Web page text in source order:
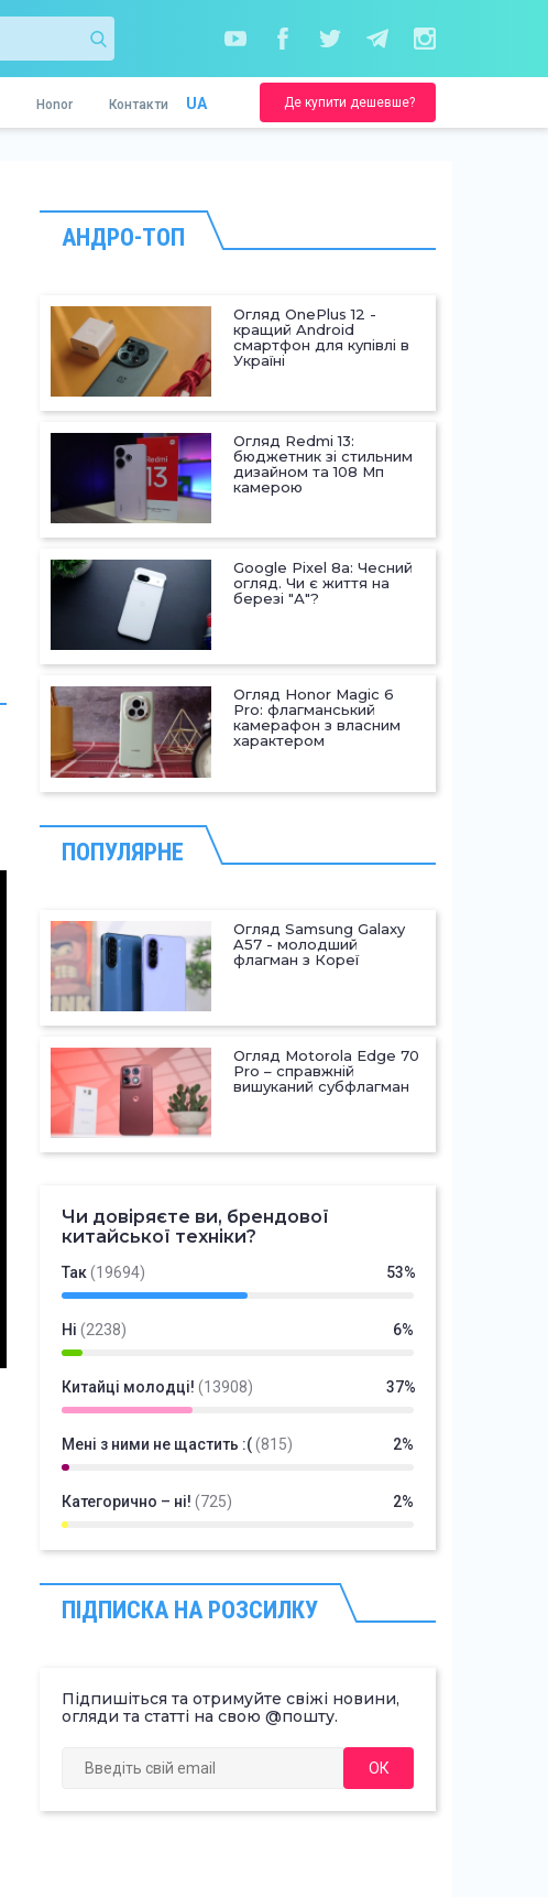
Honor Контакти UA Де купити дешевше?
АНДРО-ТОП
Огляд OnePlus 12 -
кращий Android
смартфон для купівлі в
Україні
Огляд Redmi 13:
бюджетник зі стильним
дизайном та 108 Мп
камерою
Google Pixel 8a: Чесний
огляд. Чи є життя на
березі "А"?
Огляд Honor Magic 6
Pro: флагманський
камерафон з власним
характером
ПОПУЛЯРНЕ
Огляд Samsung Galaxy
A57 - молодший
флагман з Кореї
Огляд Motorola Edge 70
Pro – справжній
вишуканий субфлагман
Чи довіряєте ви, брендової
китайської техніки?
Так(19694) 53%
Ні (2238) 6%
Китайці молодці! (13908) 37%
Мені з ними не щастить :((815) 2%
Категорично – ні! (725) 2%
ПІДПИСКА НА РОЗСИЛКУ
Підпишіться та отримуйте свіжі новини,
огляди та статті на свою @пошту.
ОК